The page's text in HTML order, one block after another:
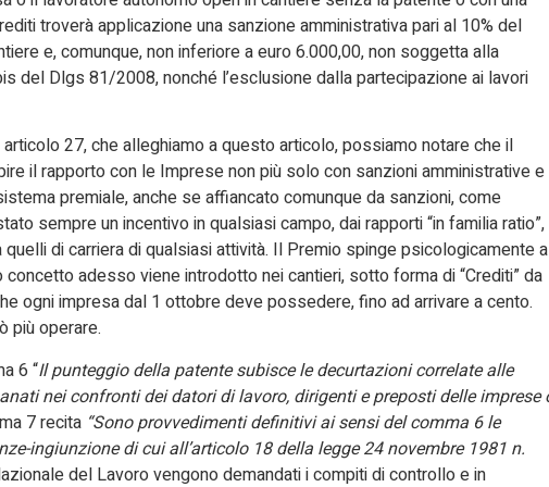
troverà applicazione una sanzione amministrativa pari al 10% del
e, comunque, non inferiore a euro 6.000,00, non soggetta alla
del Dlgs 81/2008, nonché l’esclusione dalla partecipazione ai lavori
27, che alleghiamo a questo articolo, possiamo notare che il
il rapporto con le Imprese non più solo con sanzioni amministrative e
premiale, anche se affiancato comunque da sanzioni, come
sempre un incentivo in qualsiasi campo, dai rapporti “in familia ratio”,
di carriera di qualsiasi attività. Il Premio spinge psicologicamente a
adesso viene introdotto nei cantieri, sotto forma di “Crediti” da
ogni impresa dal 1 ottobre deve possedere, fino ad arrivare a cento.
più operare.
6 “Il punteggio della patente subisce le decurtazioni correlate alle
nei confronti dei datori di lavoro, dirigenti e preposti delle imprese
7 recita “Sono provvedimenti definitivi ai sensi del comma 6 le
ingiunzione di cui all’articolo 18 della legge 24 novembre 1981 n.
del Lavoro vengono demandati i compiti di controllo e in